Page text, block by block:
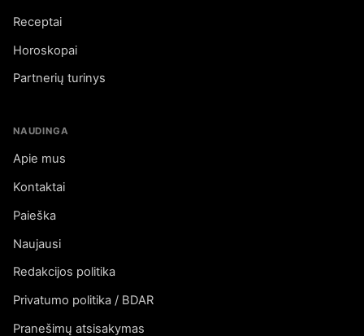
Receptai
Horoskopai
Partnerių turinys
NAUDINGA
Apie mus
Kontaktai
Paieška
Naujausi
Redakcijos politika
Privatumo politika / BDAR
Pranešimų atsisakymas